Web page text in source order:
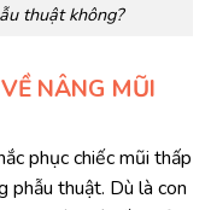
thuật không?
NÂNG MŨI
phục chiếc mũi thấp
phẫu thuật. Dù là con